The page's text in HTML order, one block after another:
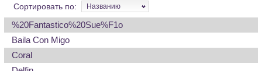
Сортировать по: Названию
%20Fantastico%20Sue%F1o
Baila Con Migo
Coral